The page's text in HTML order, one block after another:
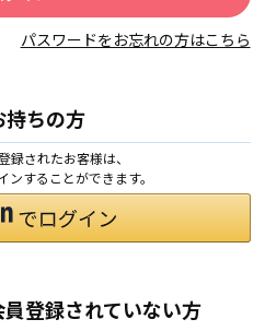
パスワードをお忘れの方はこちら
ちの方
されたお客様は、
することができます。
登録されていない方